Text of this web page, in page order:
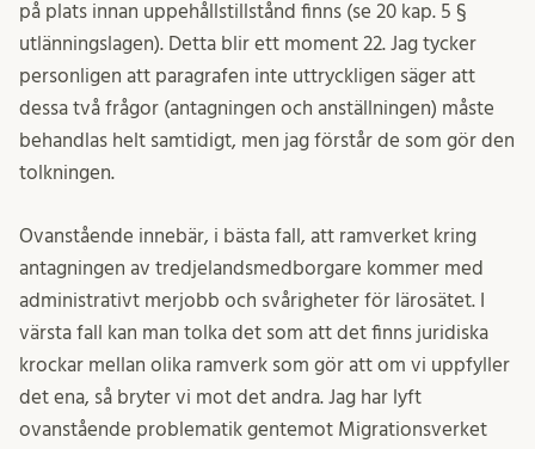
på plats innan uppehållstillstånd finns (se 20 kap. 5 §
utlänningslagen). Detta blir ett moment 22. Jag tycker
personligen att paragrafen inte uttryckligen säger att
dessa två frågor (antagningen och anställningen) måste
behandlas helt samtidigt, men jag förstår de som gör den
tolkningen.
Ovanstående innebär, i bästa fall, att ramverket kring
antagningen av tredjelandsmedborgare kommer med
administrativt merjobb och svårigheter för lärosätet. I
värsta fall kan man tolka det som att det finns juridiska
krockar mellan olika ramverk som gör att om vi uppfyller
det ena, så bryter vi mot det andra. Jag har lyft
ovanstående problematik gentemot Migrationsverket